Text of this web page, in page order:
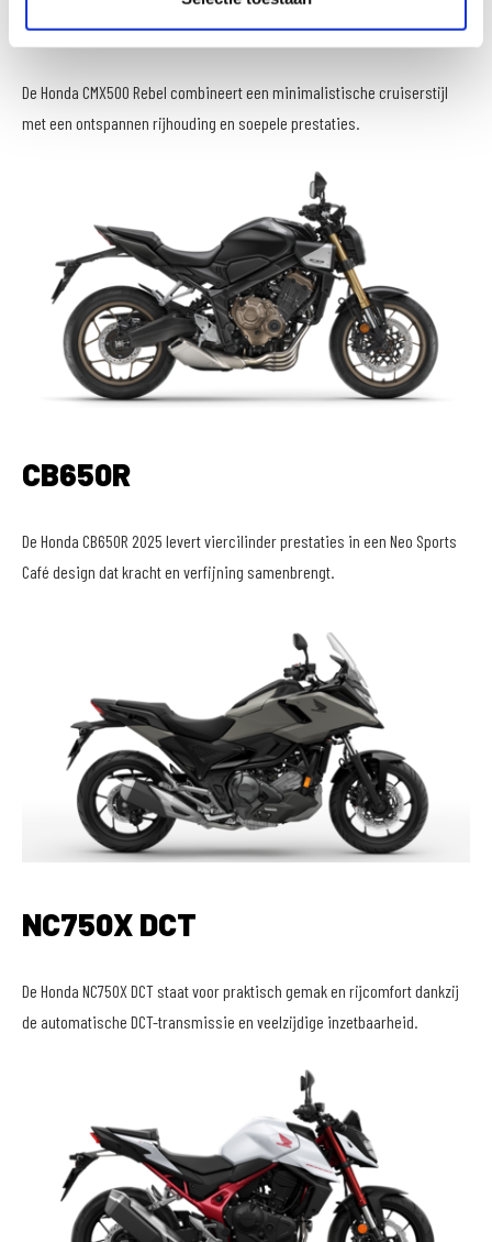
CMX500
De Honda CMX500 Rebel combineert een minimalistische cruiserstijl
met een ontspannen rijhouding en soepele prestaties.
CB650R
De Honda CB650R 2025 levert viercilinder prestaties in een Neo Sports
Café design dat kracht en verfijning samenbrengt.
NC750X DCT
De Honda NC750X DCT staat voor praktisch gemak en rijcomfort dankzij
de automatische DCT-transmissie en veelzijdige inzetbaarheid.